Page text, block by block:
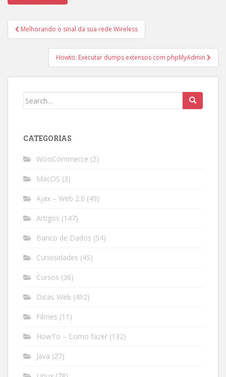
Post
navigation
Melhorando o sinal da sua rede Wireless
Howto: Executar dumps extensos com phpMyAdmin
Search
CATEGORIAS
WooCommerce (2)
MacOS (3)
Ajax – Web 2.0 (49)
Artigos (147)
Banco de Dados (54)
Curiosidades (45)
Cursos (36)
Dicas Web (492)
Filmes (11)
HowTo – Como fazer (132)
Java (27)